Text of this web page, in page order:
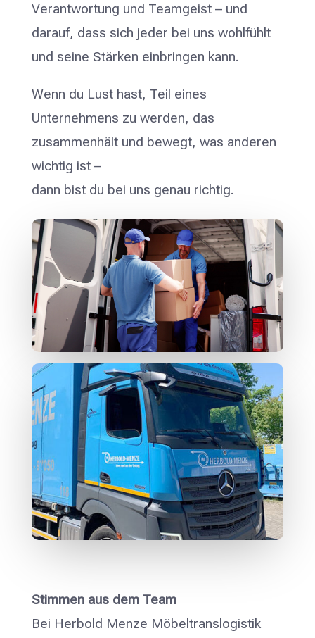
Verantwortung und Teamgeist – und
darauf, dass sich jeder bei uns wohlfühlt
und seine Stärken einbringen kann.
Wenn du Lust hast, Teil eines
Unternehmens zu werden, das
zusammenhält und bewegt, was anderen
wichtig ist –
dann bist du bei uns genau richtig.
Stimmen aus dem Team
Bei Herbold Menze Möbeltranslogistik